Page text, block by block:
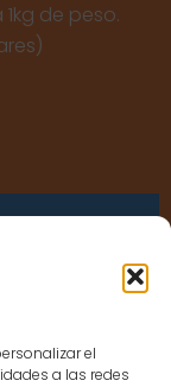
el
a las redes
de peso.